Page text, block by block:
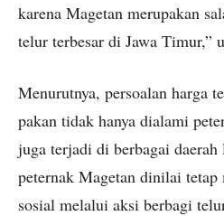
karena Magetan merupakan
telur terbesar di Jawa Timur,”
Menurutnya, persoalan harga
pakan tidak hanya dialami
juga terjadi di berbagai
peternak Magetan dinilai
sosial melalui aksi berbagi